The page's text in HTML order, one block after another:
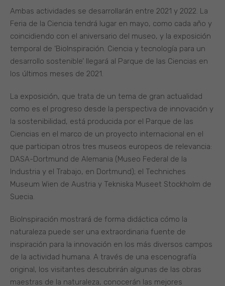
Ambas actividades se desarrollarán entre 2021 y 2022. La
Feria de la Ciencia tendrá lugar en mayo, como cada año y
coincidiendo con el aniversario del museo, y la exposición
temporal de ‘BioInspiración. Ciencia y tecnología para un
desarrollo sostenible’ llegará al Parque de las Ciencias en
los últimos meses de 2021.
La exposición, que trata de un tema de gran actualidad
como es el progreso desde la perspectiva de innovación y
la sostenibilidad, está producida por el Parque de las
Ciencias en el marco de un proyecto internacional en el
que participan otros tres museos europeos de relevancia:
DASA-Dortmund de Alemania (Museo Federal de la
Industria y el Trabajo, en Dortmund); el Techniches
Museum Wien de Austria y Tekniska Museet Stockholm de
Suecia.
BioInspiración mostrará de forma didáctica cómo la
naturaleza puede ser una extraordinaria fuente de
inspiración para la innovación en los más diversos campos
de la actividad humana. A través de una escenografía
original, los visitantes descubrirán algunas de las obras
maestras de la naturaleza, conocerán las mejores